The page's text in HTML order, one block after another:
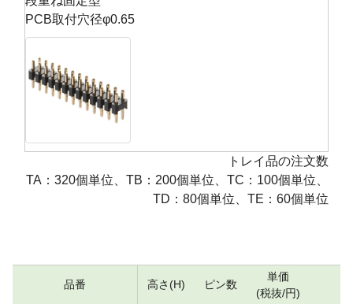
PCB取付穴径φ0.65
トレイ品の注文数
TA：320個単位、TB：200個単位、TC：100個単位、
TD：80個単位、TE：60個単位
品番 高さ(H) ピン数
単価
(税抜/円)